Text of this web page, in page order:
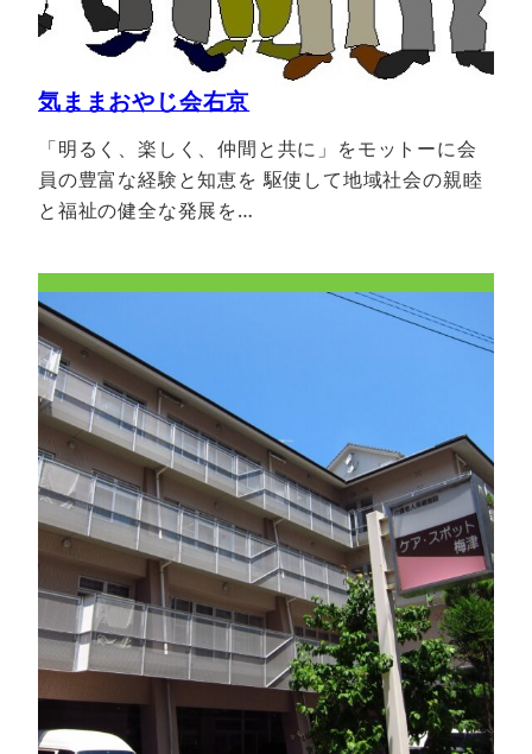
気ままおやじ会右京
「明るく、楽しく、仲間と共に」をモットーに会
員の豊富な経験と知恵を 駆使して地域社会の親睦
と福祉の健全な発展を…